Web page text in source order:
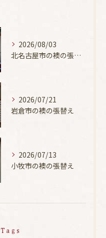
2026/08/03
北名古屋市の襖の張替え
2026/07/21
岩倉市の襖の張替え
2026/07/13
小牧市の襖の張替え
Tags